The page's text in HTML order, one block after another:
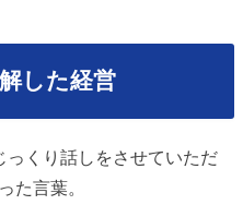
した経営
くり話しをさせていただ
た言葉。